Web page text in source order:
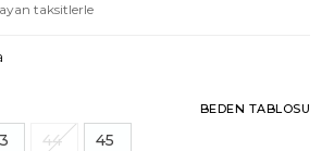
taksitlerle
BEDEN TABLOSU
44 45